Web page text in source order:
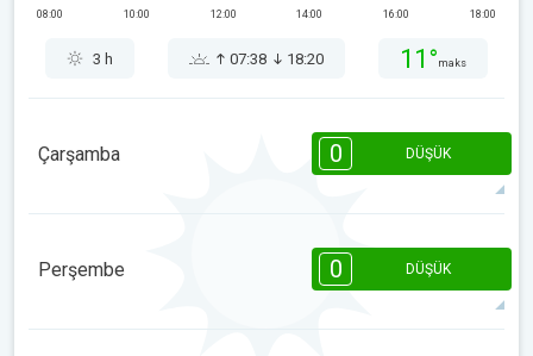
08:00 10:00 12:00 14:00 16:00 18:00
3 h 07:38 18:20 11° maks
Çarşamba 0 DÜŞÜK
14:00 16:00 18:00
18:20 10°
Perşembe 0 DÜŞÜK